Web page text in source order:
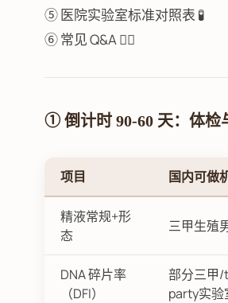
⑤ 医院实验室标准对照表 🧪
⑥ 常见 Q&A 🙋‍♂️
① 倒计时 90-60 天：体检
项目 国内可做
精液常规+形
态
三甲生殖
DNA 碎片率
（DFI）
部分三甲
party实验